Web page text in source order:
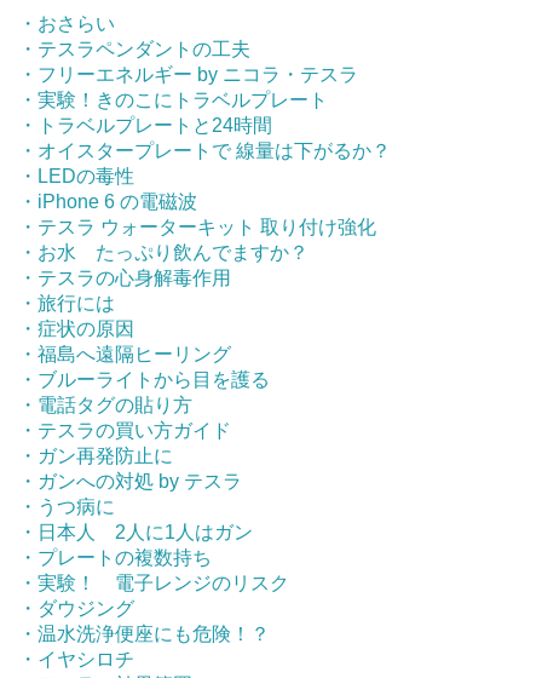
・おさらい
・テスラペンダントの工夫
・フリーエネルギー by ニコラ・テスラ
・実験！きのこにトラベルプレート
・トラベルプレートと24時間
・オイスタープレートで 線量は下がるか？
・LEDの毒性
・iPhone 6 の電磁波
・テスラ ウォーターキット 取り付け強化
・お水 たっぷり飲んでますか？
・テスラの心身解毒作用
・旅行には
・症状の原因
・福島へ遠隔ヒーリング
・ブルーライトから目を護る
・電話タグの貼り方
・テスラの買い方ガイド
・ガン再発防止に
・ガンへの対処 by テスラ
・うつ病に
・日本人 2人に1人はガン
・プレートの複数持ち
・実験！ 電子レンジのリスク
・ダウジング
・温水洗浄便座にも危険！？
・イヤシロチ